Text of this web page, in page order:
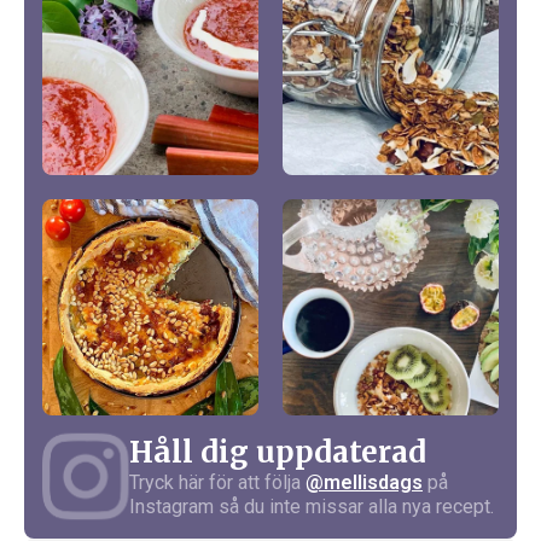
Håll dig uppdaterad
Tryck här för att följa @mellisdags på
Instagram så du inte missar alla nya recept.